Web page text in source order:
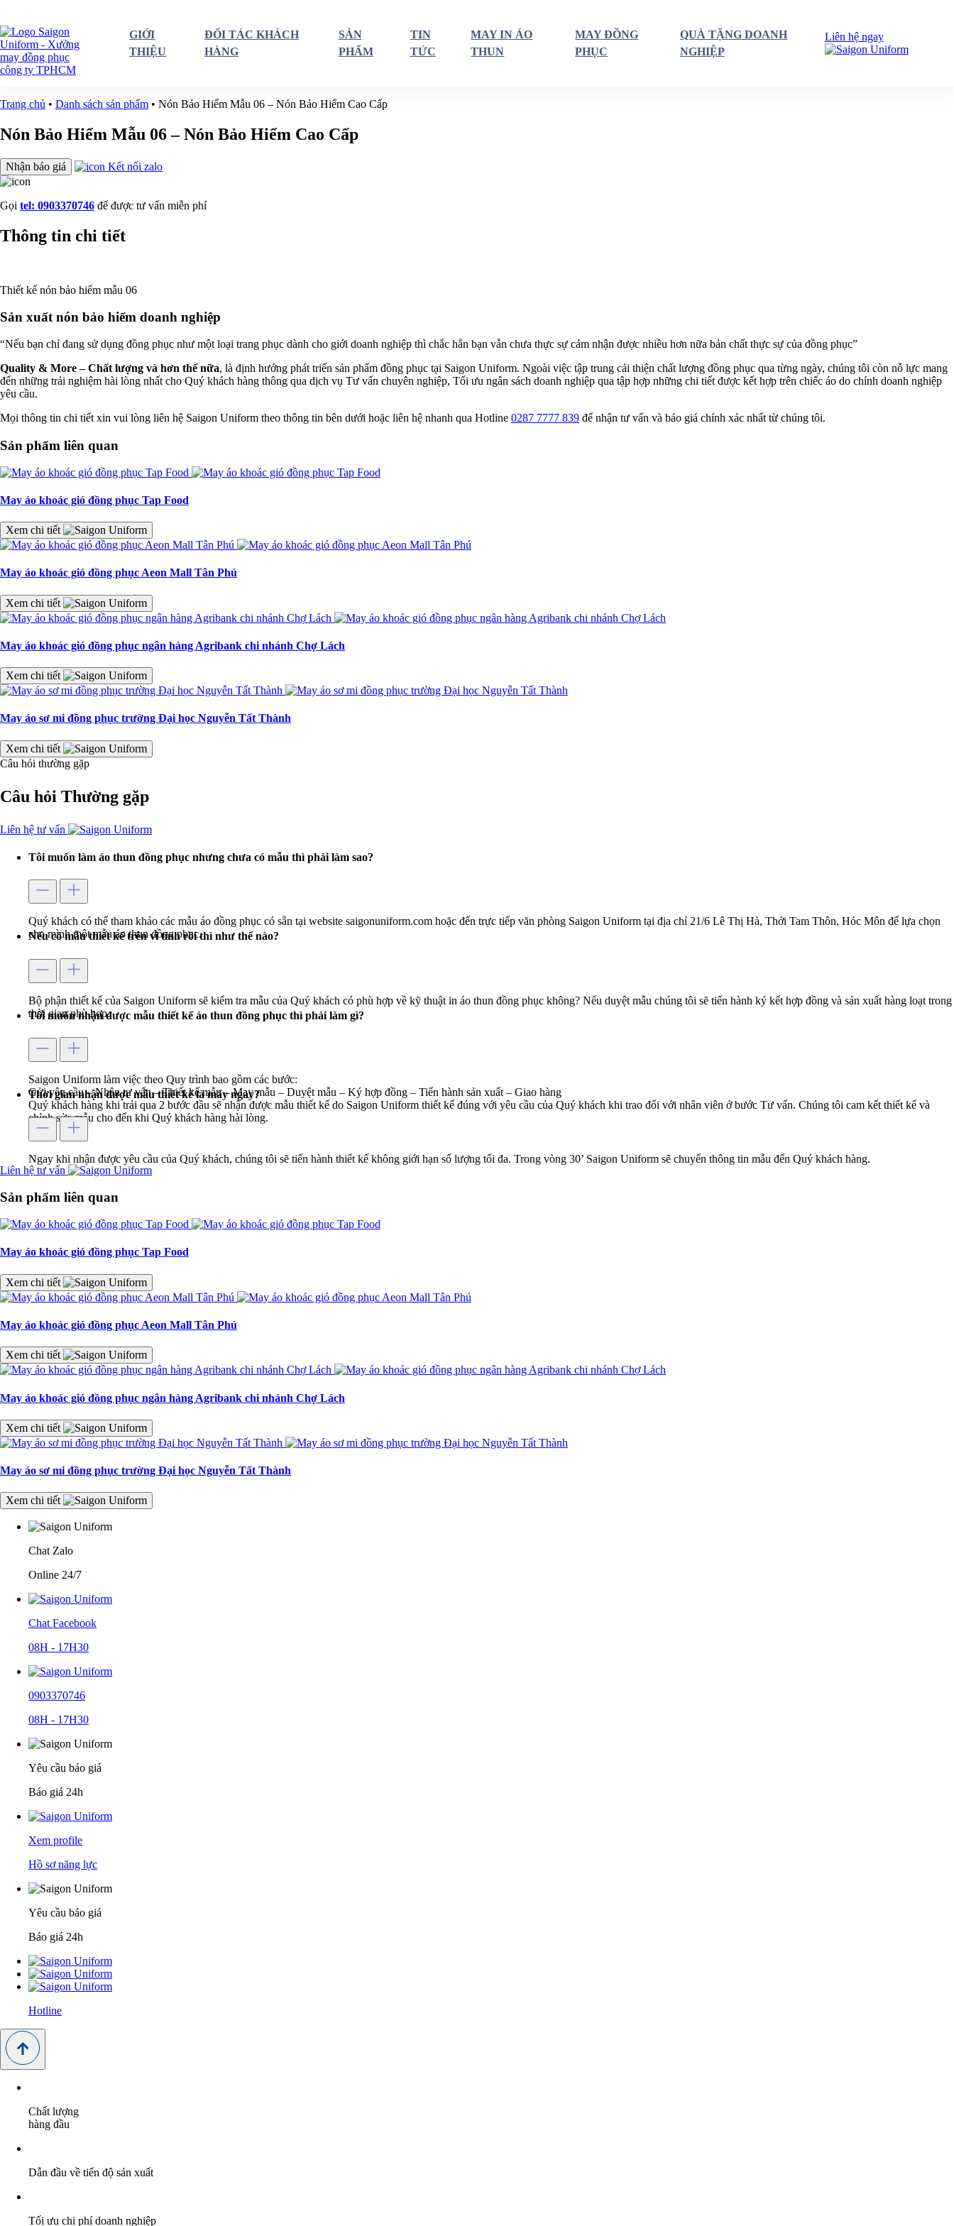
GIỚI
THIỆU
ĐỐI TÁC KHÁCH
HÀNG
SẢN
PHẨM
TIN
TỨC
MAY IN ÁO
THUN
MAY ĐỒNG
PHỤC
QUÀ TẶNG DOANH
NGHIỆP
Liên hệ ngay
Trang chủ • Danh sách sản phẩm • Nón Bảo Hiểm Mẫu 06 – Nón Bảo Hiểm Cao Cấp
Nón Bảo Hiểm Mẫu 06 – Nón Bảo Hiểm Cao Cấp
Nhận báo giá Kết nối zalo
Gọi tel: 0903370746 để được tư vấn miễn phí
Thông tin chi tiết
Thiết kế nón bảo hiểm mẫu 06
Sản xuất nón bảo hiểm doanh nghiệp
“Nếu bạn chỉ đang sử dụng đồng phục như một loại trang phục dành cho giới doanh nghiệp thì chắc hẳn bạn vẫn chưa thực sự cảm nhận được nhiều hơn nữa bản chất thực sự của đồng phục”
Quality & More – Chất lượng và hơn thế nữa, là định hướng phát triển sản phẩm đồng phục tại Saigon Uniform. Ngoài việc tập trung cải thiện chất lượng đồng phục qua từng ngày, chúng tôi còn nỗ lực mang
đến những trải nghiệm hài lòng nhất cho Quý khách hàng thông qua dịch vụ Tư vấn chuyên nghiệp, Tối ưu ngân sách doanh nghiệp qua tập hợp những chi tiết được kết hợp trên chiếc áo do chính doanh nghiệp
yêu cầu.
Mọi thông tin chi tiết xin vui lòng liên hệ Saigon Uniform theo thông tin bên dưới hoặc liên hệ nhanh qua Hotline 0287 7777 839 để nhận tư vấn và báo giá chính xác nhất từ chúng tôi.
Sản phẩm liên quan
May áo khoác gió đồng phục Tap Food
Xem chi tiết
May áo khoác gió đồng phục Aeon Mall Tân Phú
Xem chi tiết
May áo khoác gió đồng phục ngân hàng Agribank chi nhánh Chợ Lách
Xem chi tiết
May áo sơ mi đồng phục trường Đại học Nguyễn Tất Thành
Xem chi tiết
Câu hỏi thường gặp
Câu hỏi Thường gặp
Liên hệ tư vấn
Tôi muốn làm áo thun đồng phục nhưng chưa có mẫu thì phải làm sao?
Quý khách có thể tham khảo các mẫu áo đồng phục có sẵn tại website saigonuniform.com hoặc đến trực tiếp văn phòng Saigon Uniform tại địa chỉ 21/6 Lê Thị Hà, Thới Tam Thôn, Hóc Môn để lựa chọn
cho mình một mẫu áo thun đồng phục.
Nếu có mẫu thiết kế trên vi tính rồi thì như thế nào?
Bộ phận thiết kế của Saigon Uniform sẽ kiểm tra mẫu của Quý khách có phù hợp về kỹ thuật in áo thun đồng phục không? Nếu duyệt mẫu chúng tôi sẽ tiến hành ký kết hợp đồng và sản xuất hàng loạt trong
thời gian phù hợp.
Tôi muốn nhận được mẫu thiết kế áo thun đồng phục thì phải làm gì?
Saigon Uniform làm việc theo Quy trình bao gồm các bước:
Gửi yêu cầu – Nhận tư vấn – Thiết kế mẫu – May mẫu – Duyệt mẫu – Ký hợp đồng – Tiến hành sản xuất – Giao hàng
Quý khách hàng khi trải qua 2 bước đầu sẽ nhận được mẫu thiết kế do Saigon Uniform thiết kế đúng với yêu cầu của Quý khách khi trao đổi với nhân viên ở bước Tư vấn. Chúng tôi cam kết thiết kế và
chỉnh sửa mẫu cho đến khi Quý khách hàng hài lòng.
Thời gian nhận được mẫu thiết kế là mấy ngày?
Ngay khi nhận được yêu cầu của Quý khách, chúng tôi sẽ tiến hành thiết kế không giới hạn số lượng tối đa. Trong vòng 30’ Saigon Uniform sẽ chuyển thông tin mẫu đến Quý khách hàng.
Liên hệ tư vấn
Sản phẩm liên quan
May áo khoác gió đồng phục Tap Food
Xem chi tiết
May áo khoác gió đồng phục Aeon Mall Tân Phú
Xem chi tiết
May áo khoác gió đồng phục ngân hàng Agribank chi nhánh Chợ Lách
Xem chi tiết
May áo sơ mi đồng phục trường Đại học Nguyễn Tất Thành
Xem chi tiết
Chat Zalo
Online 24/7
Chat Facebook
08H - 17H30
0903370746
08H - 17H30
Yêu cầu báo giá
Báo giá 24h
Xem profile
Hồ sơ năng lực
Yêu cầu báo giá
Báo giá 24h
Hotline
Chất lượng
hàng đầu
Dẫn đầu về tiến độ sản xuất
Tối ưu chi phí doanh nghiệp